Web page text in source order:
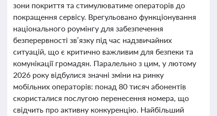
зони покриття та стимулюватиме операторів до
покращення сервісу. Врегульовано функціонування
національного роумінгу для забезпечення
безперервності зв’язку під час надзвичайних
ситуацій, що є критично важливим для безпеки та
комунікації громадян. Паралельно з цим, у лютому
2026 року відбулися значні зміни на ринку
мобільних операторів: понад 80 тисяч абонентів
скористалися послугою перенесення номера, що
свідчить про активну конкуренцію. Найбільший